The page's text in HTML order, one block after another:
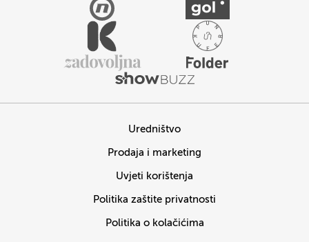
Uredništvo
Prodaja i marketing
Uvjeti korištenja
Politika zaštite privatnosti
Politika o kolačićima